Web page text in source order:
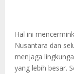
Hal ini
Nusantara dan
menjaga
yang lebih besar.